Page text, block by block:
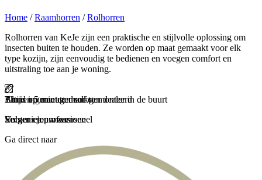
Home / Raamhorren / Rolhorren
Rolhorren van KeJe zijn een praktische en stijlvolle oplossing om
insecten buiten te houden. Ze worden op maat gemaakt voor elk
type kozijn, zijn eenvoudig te bedienen en voegen comfort en
uitstraling toe aan je woning.
Binnen 5 minuten zelf gemonteerd
En genieten maar
Thuis ingemeten door een dealer in de buurt
Secuur en professioneel
Altijd op maat gemaakt
Volgens jouw wensen
Ga direct naar